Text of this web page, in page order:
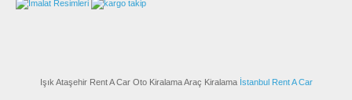
Işık Ataşehir Rent A Car Oto Kiralama Araç Kiralama İstanbul Rent A Car